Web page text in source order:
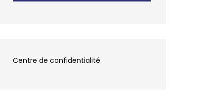
Centre de confidentialité